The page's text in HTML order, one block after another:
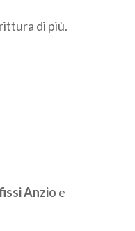
di più.
Anzio e